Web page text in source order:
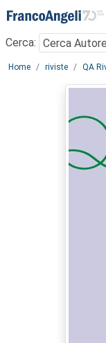
Menu
Cerca:
Main content
Home riviste QA